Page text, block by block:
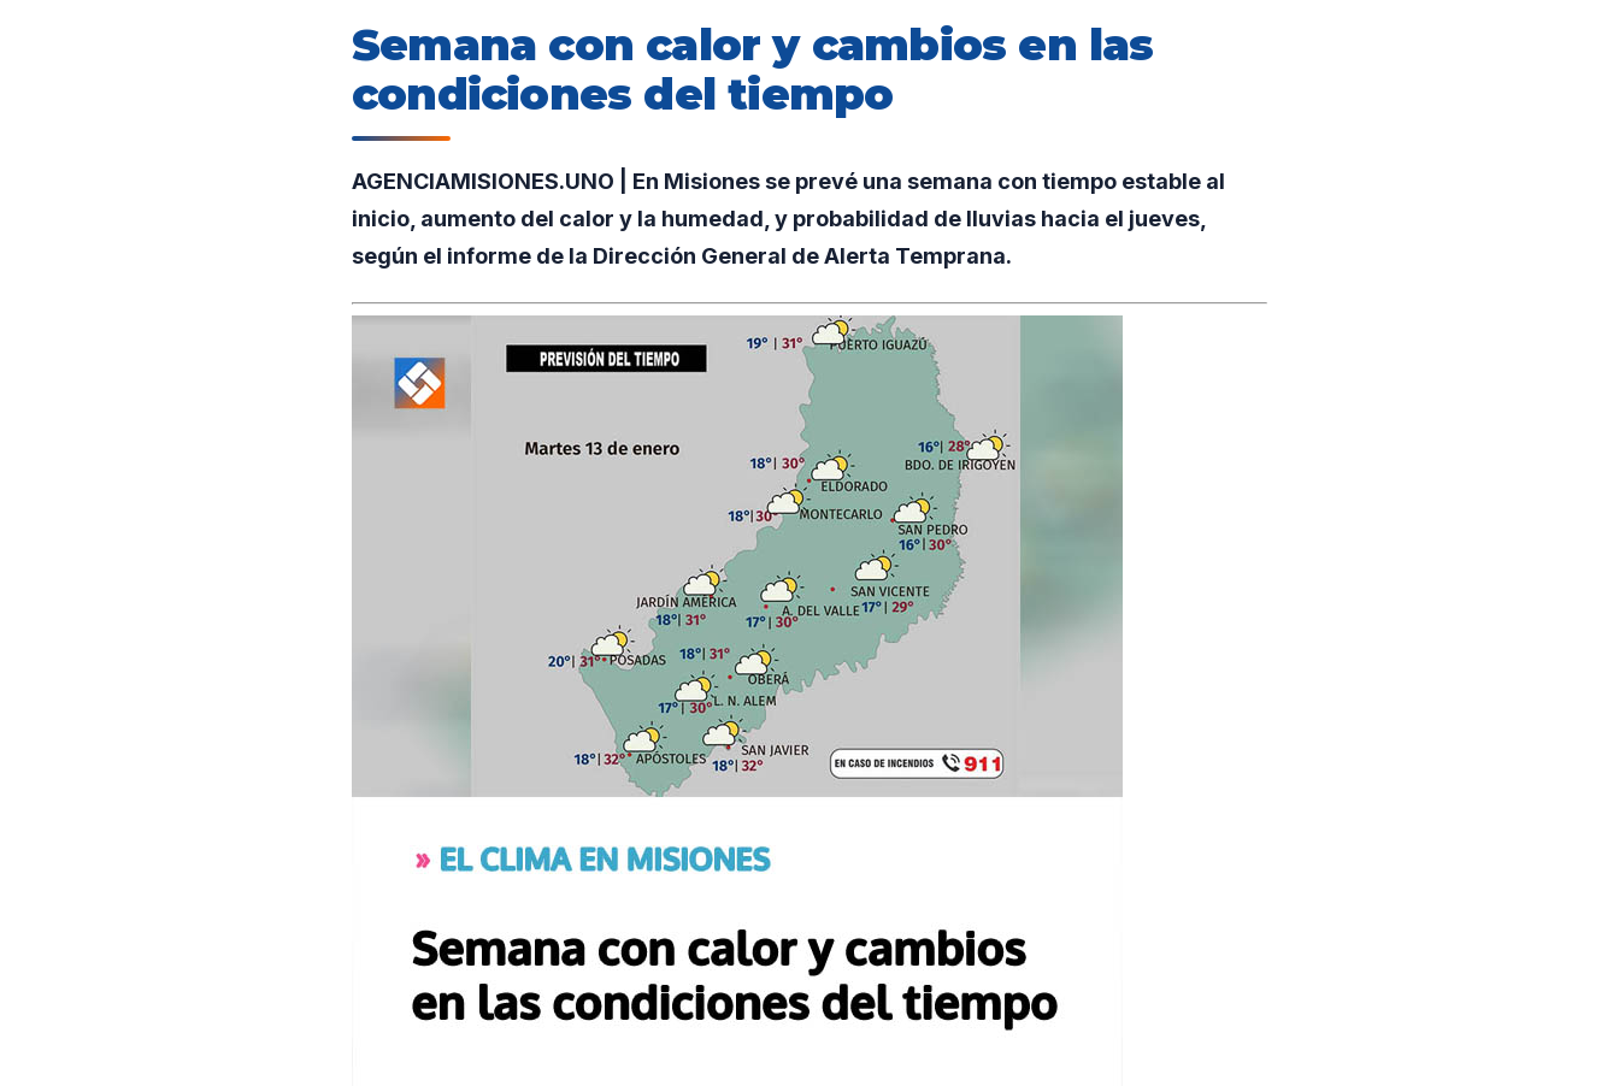
Semana con calor y cambios en las
condiciones del tiempo
AGENCIAMISIONES.UNO | En Misiones se prevé una semana con tiempo estable al
inicio, aumento del calor y la humedad, y probabilidad de lluvias hacia el jueves,
según el informe de la Dirección General de Alerta Temprana.